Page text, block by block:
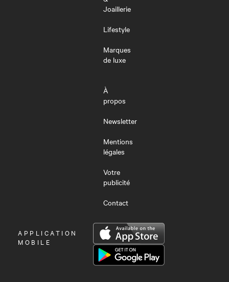
Joaillerie
Lifestyle
Marques
de luxe
À
propos
Newsletter
Mentions
légales
Votre
publicité
Contact
OUVRIR
LE
APPLICATION
MOBILE